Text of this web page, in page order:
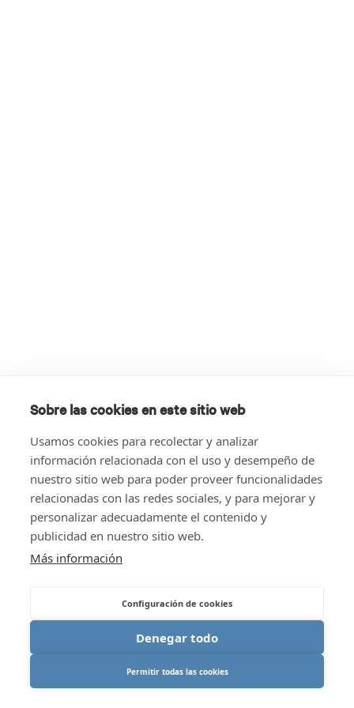
Sobre las cookies en este sitio web
Usamos cookies para recolectar y analizar
información relacionada con el uso y desempeño de
nuestro sitio web para poder proveer funcionalidades
relacionadas con las redes sociales, y para mejorar y
personalizar adecuadamente el contenido y
publicidad en nuestro sitio web.
Más información
Configuración de cookies
Denegar todo
Permitir todas las cookies